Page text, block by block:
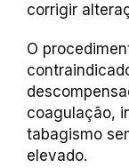
corrigir
O
coagulação,
tabagismo
elevado.